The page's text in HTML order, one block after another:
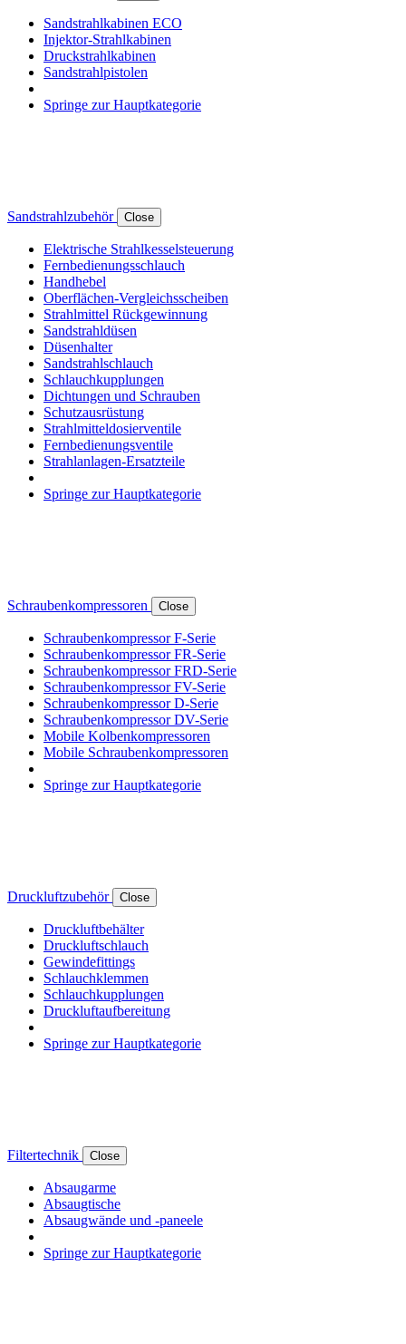
Sandstrahlkabinen ECO
Injektor-Strahlkabinen
Druckstrahlkabinen
Sandstrahlpistolen
Springe zur Hauptkategorie
Sandstrahlzubehör Close
Elektrische Strahlkesselsteuerung
Fernbedienungsschlauch
Handhebel
Oberflächen-Vergleichsscheiben
Strahlmittel Rückgewinnung
Sandstrahldüsen
Düsenhalter
Sandstrahlschlauch
Schlauchkupplungen
Dichtungen und Schrauben
Schutzausrüstung
Strahlmitteldosierventile
Fernbedienungsventile
Strahlanlagen-Ersatzteile
Springe zur Hauptkategorie
Schraubenkompressoren Close
Schraubenkompressor F-Serie
Schraubenkompressor FR-Serie
Schraubenkompressor FRD-Serie
Schraubenkompressor FV-Serie
Schraubenkompressor D-Serie
Schraubenkompressor DV-Serie
Mobile Kolbenkompressoren
Mobile Schraubenkompressoren
Springe zur Hauptkategorie
Druckluftzubehör Close
Druckluftbehälter
Druckluftschlauch
Gewindefittings
Schlauchklemmen
Schlauchkupplungen
Druckluftaufbereitung
Springe zur Hauptkategorie
Filtertechnik Close
Absaugarme
Absaugtische
Absaugwände und -paneele
Springe zur Hauptkategorie